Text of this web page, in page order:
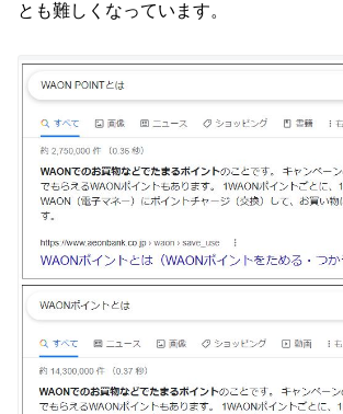
とも難しくなっています。